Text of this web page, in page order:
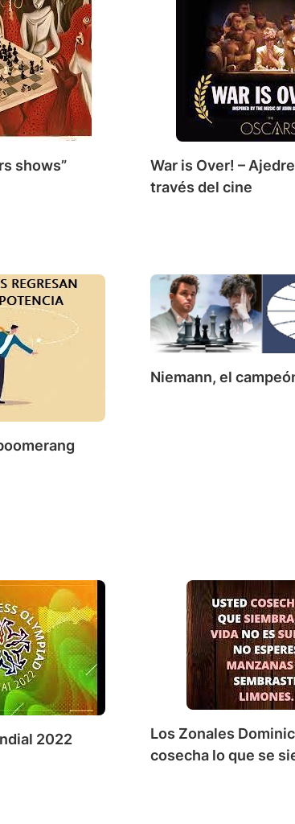
shows”
War is Over! –
través del cine
Niemann, el
2022
Los Zonales
cosecha lo que se